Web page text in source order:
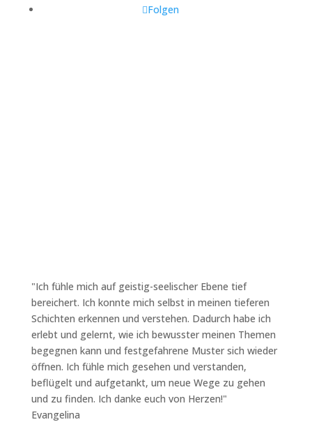
Folgen
"Ich fühle mich auf geistig-seelischer Ebene tief
bereichert. Ich konnte mich selbst in meinen tieferen
Schichten erkennen und verstehen. Dadurch habe ich
erlebt und gelernt, wie ich bewusster meinen Themen
begegnen kann und festgefahrene Muster sich wieder
öffnen. Ich fühle mich gesehen und verstanden,
beflügelt und aufgetankt, um neue Wege zu gehen
und zu finden. Ich danke euch von Herzen!"
Evangelina